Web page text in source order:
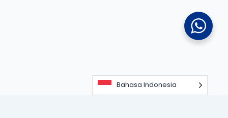
Bahasa Indonesia